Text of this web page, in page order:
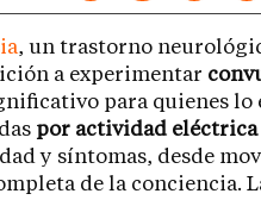
, un trastorno
a experimentar
para quienes lo
por actividad eléctrica
y síntomas, desde
de la conciencia.